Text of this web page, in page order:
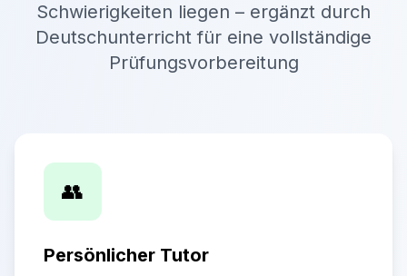
Schwierigkeiten liegen – ergänzt durch
Deutschunterricht für eine vollständige
Prüfungsvorbereitung
👥
Persönlicher Tutor